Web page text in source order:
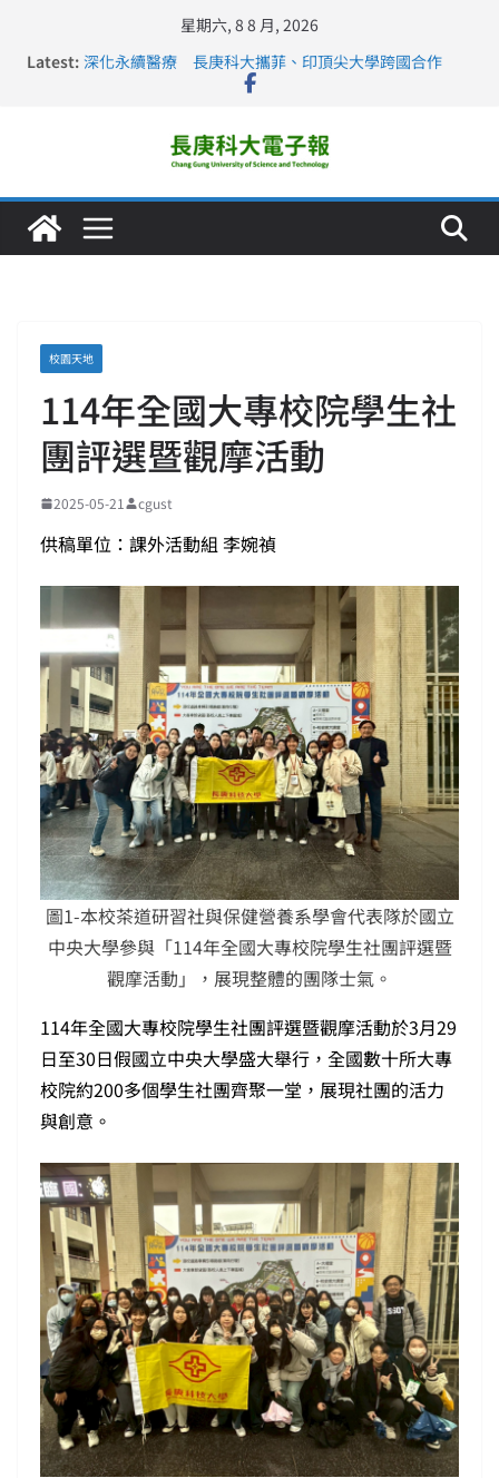
星期六, 8 8 月, 2026
Latest: 深化永續醫療 長庚科大攜菲、印頂尖大學跨國合作
長庚科大訪凱瑟醫療集團、美容學校收穫豐
仁德醫專與長庚科大締結策略聯盟 培育護理尖兵
長庚科大連四年穩居《遠見》醫學大學第5名 辦學實力再
校園天地
114年全國大專校院學生社
團評選暨觀摩活動
2025-05-21 cgust
供稿單位：課外活動組 李婉禎
圖1-本校茶道研習社與保健營養系學會代表隊於國立
中央大學參與「114年全國大專校院學生社團評選暨
觀摩活動」，展現整體的團隊士氣。
114年全國大專校院學生社團評選暨觀摩活動於3月29
日至30日假國立中央大學盛大舉行，全國數十所大專
校院約200多個學生社團齊聚一堂，展現社團的活力
與創意。